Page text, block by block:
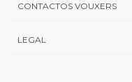
CONTACTOS VOUXERS
LEGAL